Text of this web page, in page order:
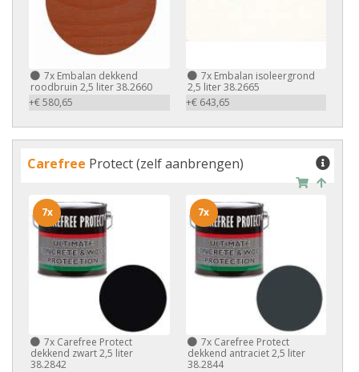
7x Embalan dekkend
roodbruin 2,5 liter 38.2660
+€ 580,65
7xEmbalan isoleergrond
2,5 liter 38.2665
+€ 643,65
Carefree Protect (zelf aanbrengen)
7x Carefree Protect
dekkend zwart 2,5 liter
38.2842
7x
7xCarefree Protect
dekkend antraciet 2,5 liter
38.2844
7x